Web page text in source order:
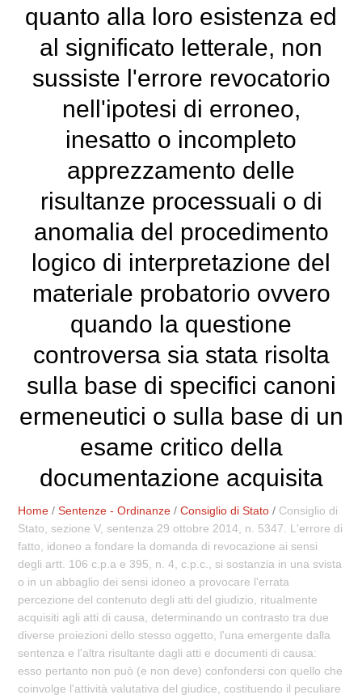
quanto alla loro esistenza ed
al significato letterale, non
sussiste l'errore revocatorio
nell'ipotesi di erroneo,
inesatto o incompleto
apprezzamento delle
risultanze processuali o di
anomalia del procedimento
logico di interpretazione del
materiale probatorio ovvero
quando la questione
controversa sia stata risolta
sulla base di specifici canoni
ermeneutici o sulla base di un
esame critico della
documentazione acquisita
Home /Sentenze - Ordinanze /Consiglio di Stato / Consiglio di
Stato, sezione V, sentenza 29 ottobre 2014, n. 5347. L'errore di
fatto, idoneo a fondare la domanda di revocazione ai sensi
degli artt. 106 c.p.a e 395, n. 4, c.p.c., si sostanzia in una svista
o in un abbaglio dei sensi idoneo a provocare l'errata
percezione del contenuto degli atti del giudizio, ritualmente
acquisiti agli atti di causa, determinando un contrasto tra due
diverse proiezioni dello stesso oggetto, l'una emergente dalla
sentenza e l'altra risultante dagli atti e documenti di causa:
esso pertanto non può (e non deve) confondersi con quello che
coinvolge l'attività valutativa del giudice, costituendo il peculiare